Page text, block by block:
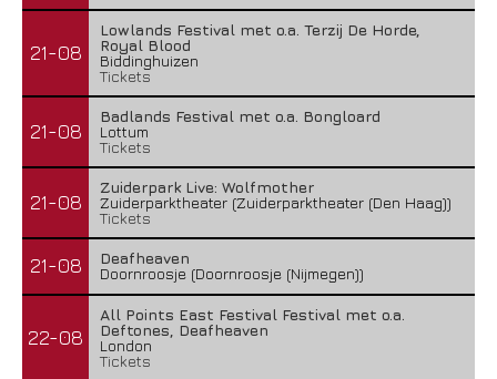
21-08
Lowlands Festival met o.a. Terzij De Horde,
Royal Blood
Biddinghuizen
Tickets
21-08
Badlands Festival met o.a. Bongloard
Lottum
Tickets
21-08
Zuiderpark Live: Wolfmother
Zuiderparktheater (Zuiderparktheater (Den Haag))
Tickets
21-08
Deafheaven
Doornroosje (Doornroosje (Nijmegen))
22-08
All Points East Festival Festival met o.a.
Deftones, Deafheaven
London
Tickets